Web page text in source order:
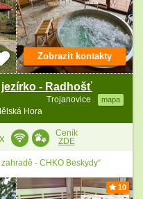
- Radhošť
Trojanovice mapa
Hora
Zobrazit kontakty
Ceník
ZDE
- CHKO Beskydy“
10